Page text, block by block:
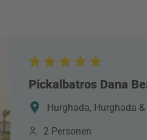
Pickalbatros Dana
Hurghada, Hurghada
2 Personen